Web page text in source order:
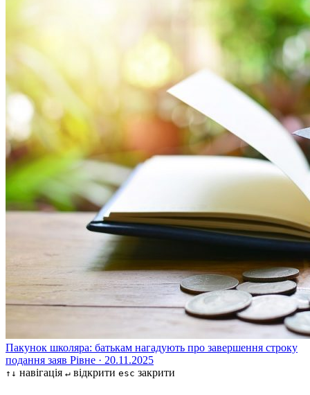
Пакунок школяра: батькам нагадують про завершення строку
подання заяв Рівне · 20.11.2025
↑↓ навігація ↵ відкрити esc закрити